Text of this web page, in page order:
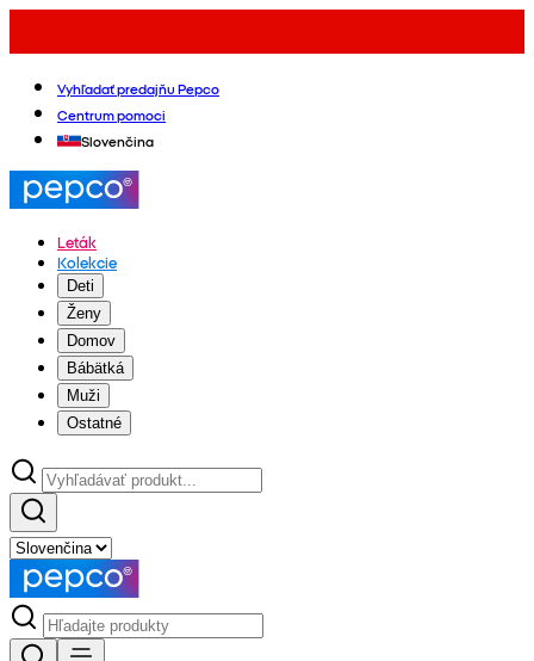
Vyhľadať predajňu Pepco
Centrum pomoci
Slovenčina
Leták
Kolekcie
Deti
Ženy
Domov
Bábätká
Muži
Ostatné